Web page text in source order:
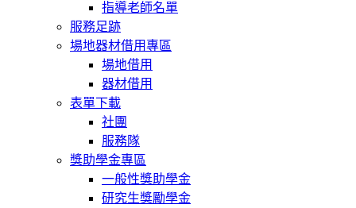
指導老師名單
服務足跡
場地器材借用專區
場地借用
器材借用
表單下載
社團
服務隊
獎助學金專區
一般性獎助學金
研究生獎勵學金